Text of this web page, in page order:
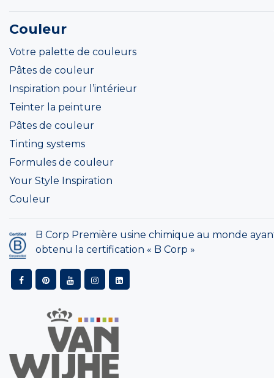
Couleur
Votre palette de couleurs
Pâtes de couleur
Inspiration pour l’intérieur
Teinter la peinture
Pâtes de couleur
Tinting systems
Formules de couleur
Your Style Inspiration
Couleur
B Corp Première usine chimique au monde
obtenu la certification « B Corp »